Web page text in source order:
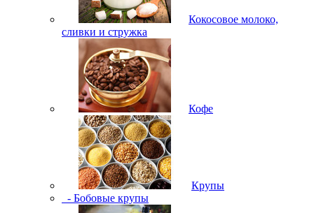
Кокосовое молоко,
сливки и стружка
Кофе
Крупы
- Бобовые крупы